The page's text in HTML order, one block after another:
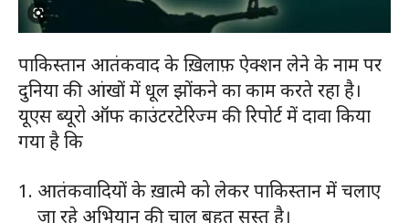
पाकिस्तान आतंकवाद के ख़िलाफ़ ऐक्शन लेने के नाम पर
दुनिया की आंखों में धूल झोंकने का काम करते रहा है।
यूएस ब्यूरो ऑफ काउंटरटेरिज्म की रिपोर्ट में दावा किया
गया है कि
आतंकवादियों के ख़ात्मे को लेकर पाकिस्तान में चलाए
जा रहे अभियान की चाल बहुत सुस्त है।